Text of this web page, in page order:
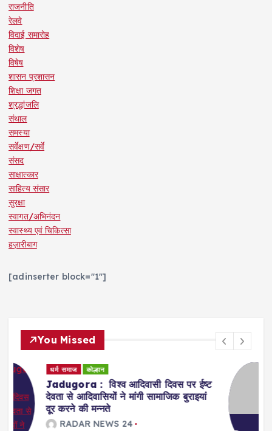
राजनीति
रेलवे
विदाई समारोह
विशेष
विषेष
शासन प्रशासन
शिक्षा जगत
श्रद्धांजलि
संथाल
समस्या
सर्वेक्षण/सर्वे
संसद
साक्षात्कार
साहित्य संसार
सुरक्षा
स्वागत/अभिनंदन
स्वास्थ्य एवं चिकित्सा
हज़ारीबाग
[adinserter block="1"]
You Missed
धर्म समाज
Bahragora : विश्व आदिवासी दिवस पर
मानुषमुड़िया में गूंजा जोहार, समृद्ध संस्कृति और
गौरवशाली विरासत को किया नमन
RADAR NEWS 24